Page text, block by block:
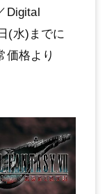
Digital
(水)までに
価格より